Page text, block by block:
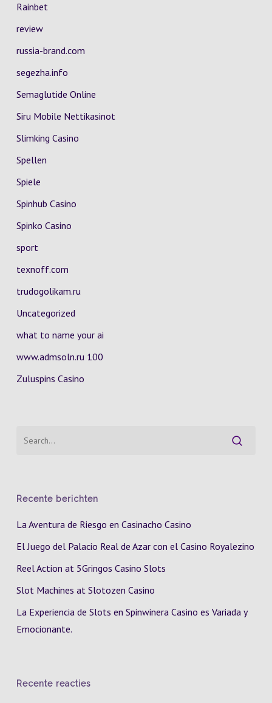
Rainbet
review
russia-brand.com
segezha.info
Semaglutide Online
Siru Mobile Nettikasinot
Slimking Casino
Spellen
Spiele
Spinhub Casino
Spinko Casino
sport
texnoff.com
trudogolikam.ru
Uncategorized
what to name your ai
www.admsoln.ru 100
Zuluspins Casino
Recente berichten
La Aventura de Riesgo en Casinacho Casino
El Juego del Palacio Real de Azar con el Casino Royalezino
Reel Action at 5Gringos Casino Slots
Slot Machines at Slotozen Casino
La Experiencia de Slots en Spinwinera Casino es Variada y
Emocionante.
Recente reacties